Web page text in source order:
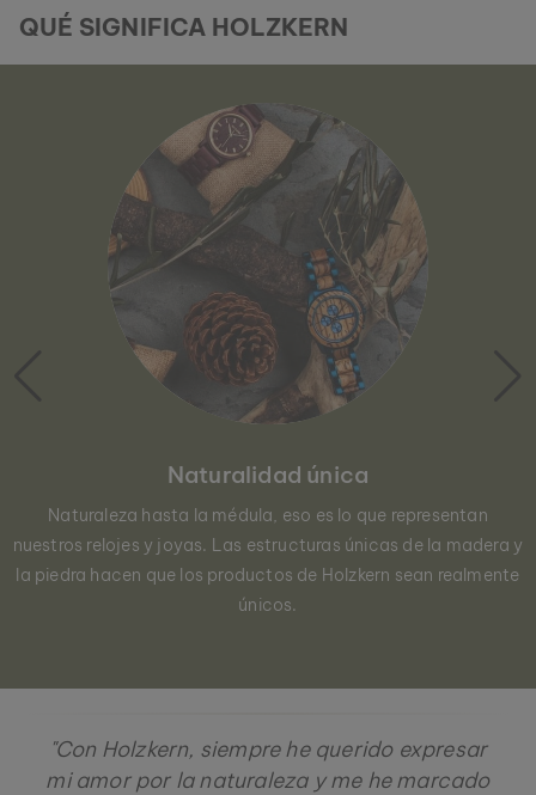
QUÉ SIGNIFICA HOLZKERN
Naturalidad única
Naturaleza hasta la médula, eso es lo que representan
nuestros relojes y joyas. Las estructuras únicas de la madera y
la piedra hacen que los productos de Holzkern sean realmente
únicos.
"Con Holzkern, siempre he querido expresar
mi amor por la naturaleza y me he marcado